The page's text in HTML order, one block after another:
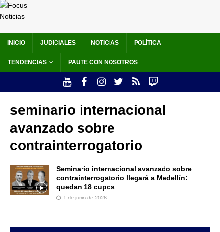
INICIO JUDICIALES NOTICIAS POLÍTICA
TENDENCIAS PAUTE CON NOSOTROS
seminario internacional
avanzado sobre
contrainterrogatorio
Seminario internacional avanzado sobre
contrainterrogatorio llegará a Medellín:
quedan 18 cupos
1 de junio de 2026